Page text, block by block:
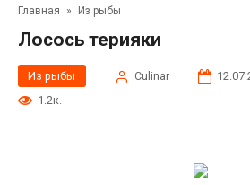
Главная » Из рыбы
Лосось терияки
Из рыбы Сulinar
1.2к.